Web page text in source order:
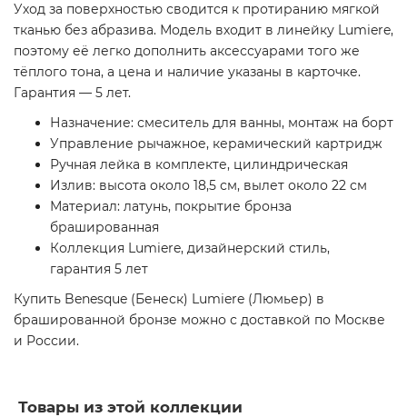
Уход за поверхностью сводится к протиранию мягкой
тканью без абразива. Модель входит в линейку Lumiere,
поэтому её легко дополнить аксессуарами того же
тёплого тона, а цена и наличие указаны в карточке.
Гарантия — 5 лет.
Назначение: смеситель для ванны, монтаж на борт
Управление рычажное, керамический картридж
Ручная лейка в комплекте, цилиндрическая
Излив: высота около 18,5 см, вылет около 22 см
Материал: латунь, покрытие бронза
брашированная
Коллекция Lumiere, дизайнерский стиль,
гарантия 5 лет
Купить Benesque (Бенеск) Lumiere (Люмьер) в
брашированной бронзе можно с доставкой по Москве
и России.
Товары из этой коллекции